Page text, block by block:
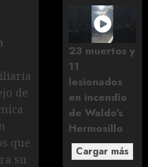
de
que
su
23 muertos y
11
lesionados
en incendio
de Waldo's
Hermosillo
Cargar más